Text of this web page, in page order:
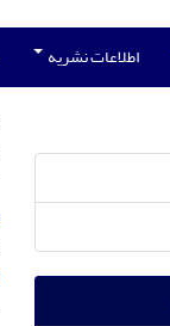
اطلاعات نشریه